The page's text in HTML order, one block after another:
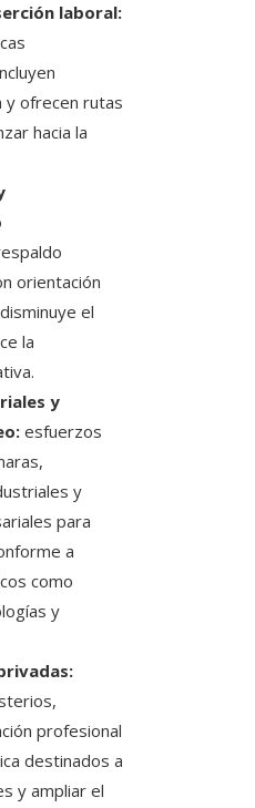
laboral:
y ofrecen rutas
hacia la
orientación
el
la
y
esfuerzos
y
para
a
como
y
profesional
destinados a
y ampliar el